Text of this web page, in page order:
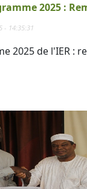
2025 :
- 14:35:31
2025 de l'IER :